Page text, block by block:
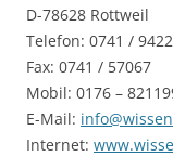
D-78628 Rottweil
Telefon: 0741 /
Fax: 0741 / 57067
Mobil: 0176 –
E-Mail:
Internet: